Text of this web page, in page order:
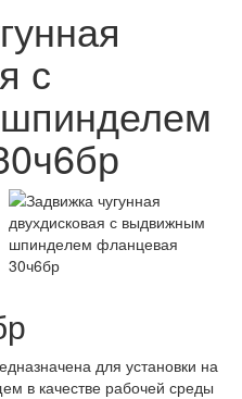
с
для установки на
в качестве рабочей среды